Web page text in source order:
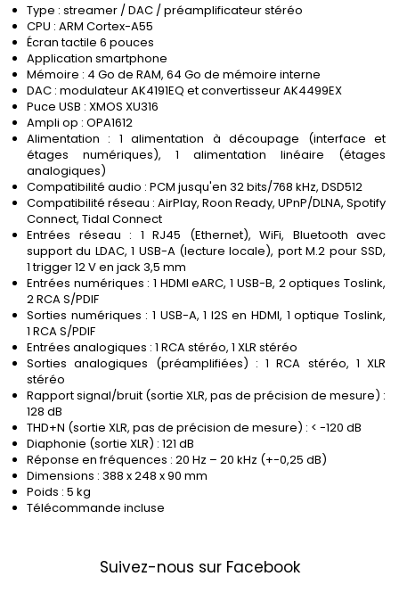
Type : streamer / DAC / préamplificateur stéréo
CPU : ARM Cortex-A55
Écran tactile 6 pouces
Application smartphone
Mémoire : 4 Go de RAM, 64 Go de mémoire interne
DAC : modulateur AK4191EQ et convertisseur AK4499EX
Puce USB : XMOS XU316
Ampli op : OPA1612
Alimentation : 1 alimentation à découpage (interface et
étages numériques), 1 alimentation linéaire (étages
analogiques)
Compatibilité audio : PCM jusqu'en 32 bits/768 kHz, DSD512
Compatibilité réseau : AirPlay, Roon Ready, UPnP/DLNA, Spotify
Connect, Tidal Connect
Entrées réseau : 1 RJ45 (Ethernet), WiFi, Bluetooth avec
support du LDAC, 1 USB-A (lecture locale), port M.2 pour SSD,
1 trigger 12 V en jack 3,5 mm
Entrées numériques : 1 HDMI eARC, 1 USB-B, 2 optiques Toslink,
2 RCA S/PDIF
Sorties numériques : 1 USB-A, 1 I2S en HDMI, 1 optique Toslink,
1 RCA S/PDIF
Entrées analogiques : 1 RCA stéréo, 1 XLR stéréo
Sorties analogiques (préamplifiées) : 1 RCA stéréo, 1 XLR
stéréo
Rapport signal/bruit (sortie XLR, pas de précision de mesure) :
128 dB
THD+N (sortie XLR, pas de précision de mesure) : < -120 dB
Diaphonie (sortie XLR) : 121 dB
Réponse en fréquences : 20 Hz – 20 kHz (+-0,25 dB)
Dimensions : 388 x 248 x 90 mm
Poids : 5 kg
Télécommande incluse
Suivez-nous sur Facebook